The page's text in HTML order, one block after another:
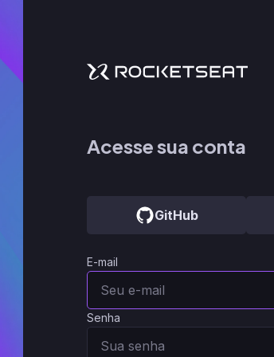
Acesse sua conta
GitHub
E-mail
Senha